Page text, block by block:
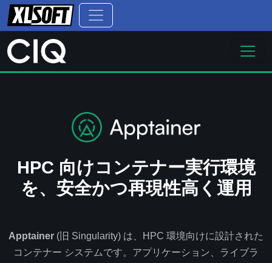
HPC 向けコンテナー実行環境
を、安全かつ再現性高く運用
Apptainer (旧 Singularity) は、HPC 環境向けに設計された
コンテナー システムです。アプリケーション、ライブラ